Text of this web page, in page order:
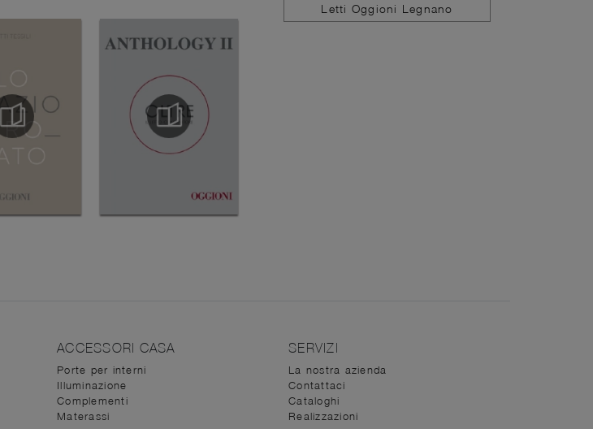
Letti Oggioni Legnano
ACCESSORI CASA
Porte per interni
Illuminazione
Complementi
Materassi
SERVIZI
La nostra azienda
Contattaci
Cataloghi
Realizzazioni